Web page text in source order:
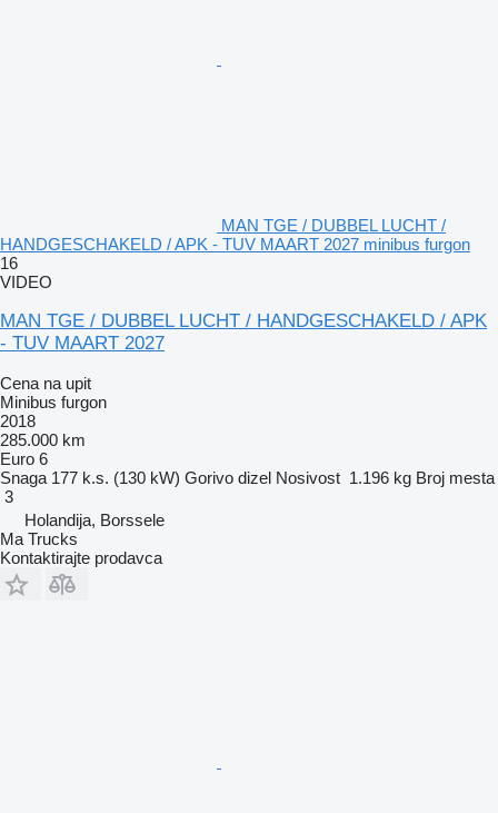
MAN TGE / DUBBEL LUCHT /
HANDGESCHAKELD / APK - TUV MAART 2027 minibus furgon
16
VIDEO
MAN TGE / DUBBEL LUCHT / HANDGESCHAKELD / APK
- TUV MAART 2027
Cena na upit
Minibus furgon
2018
285.000 km
Euro 6
Snaga 177 k.s. (130 kW) Gorivo dizel Nosivost 1.196 kg Broj mesta
3
Holandija, Borssele
Ma Trucks
Kontaktirajte prodavca